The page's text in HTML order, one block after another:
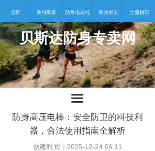
贝斯达防身专卖网
首页 防狼喷雾 防身电击棍 防身资讯 注册购买
넡
防身高压电棒：安全防卫的科技利
器，合法使用指南全解析
创建时间： 2025-12-24 08:11
끀